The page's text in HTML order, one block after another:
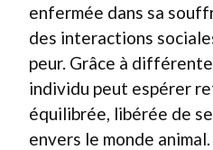
enfermée dans sa
des interactions
peur. Grâce à
individu peut espérer
équilibrée, libérée de
envers le monde animal.